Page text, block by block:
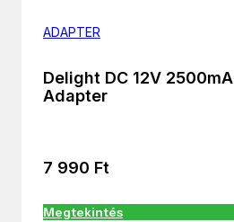
ADAPTER
Delight DC 12V
Adapter
7 990 Ft
Megtekintés